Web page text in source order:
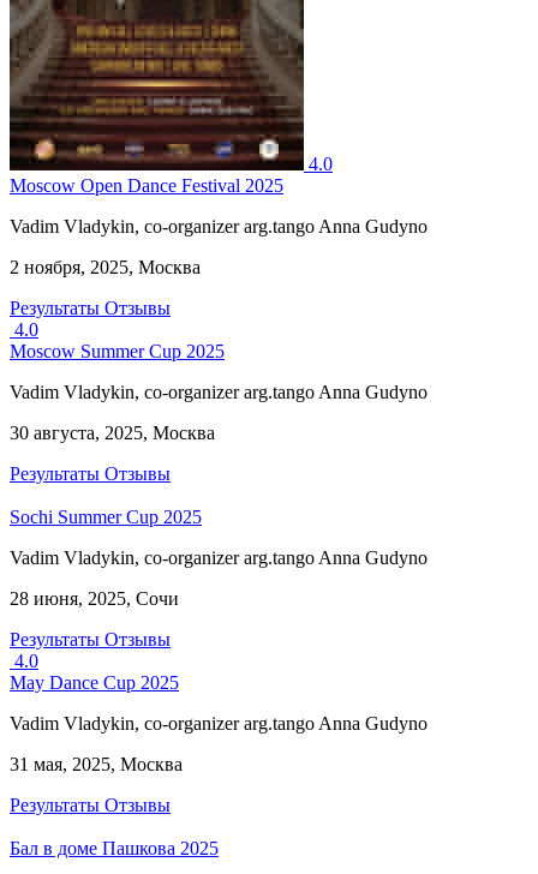
4.0
Moscow Open Dance Festival 2025
Vadim Vladykin, co-organizer arg.tango Anna Gudyno
2 ноября, 2025, Москва
Результаты Отзывы
4.0
Moscow Summer Cup 2025
Vadim Vladykin, co-organizer arg.tango Anna Gudyno
30 августа, 2025, Москва
Результаты Отзывы
Sochi Summer Cup 2025
Vadim Vladykin, co-organizer arg.tango Anna Gudyno
28 июня, 2025, Сочи
Результаты Отзывы
4.0
May Dance Cup 2025
Vadim Vladykin, co-organizer arg.tango Anna Gudyno
31 мая, 2025, Москва
Результаты Отзывы
Бал в доме Пашкова 2025